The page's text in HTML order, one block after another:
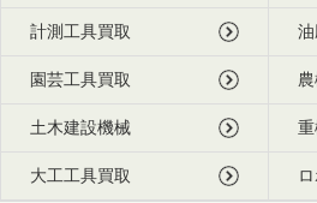
計測工具買取
園芸工具買取
土木建設機械
大工工具買取